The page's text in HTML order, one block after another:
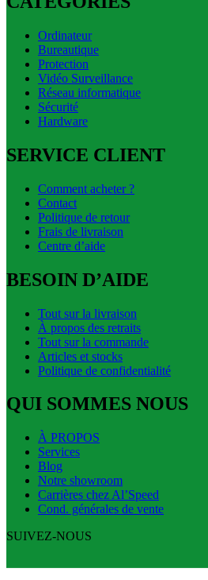
Ordinateur
Bureautique
Protection
Vidéo Surveillance
Réseau informatique
Sécurité
Hardware
SERVICE CLIENT
Comment acheter ?
Contact
Politique de retour
Frais de livraison
Centre d’aide
BESOIN D’AIDE
Tout sur la livraison
À propos des retraits
Tout sur la commande
Articles et stocks
Politique de confidentialité
QUI SOMMES NOUS
À PROPOS
Services
Blog
Notre showroom
Carrières chez Al’Speed
Cond. générales de vente
SUIVEZ-NOUS